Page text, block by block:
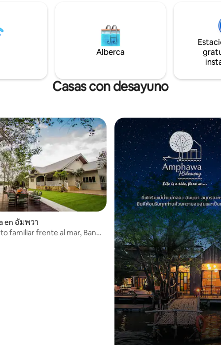
Hay un pequeño bar en la
huéspedes. Hay wifi gratuito
en todo el hostal.
Alberca
Casas con desayuno
de 5; 4 evaluaciones
en อัมพวา
familiar frente al mar, Ban